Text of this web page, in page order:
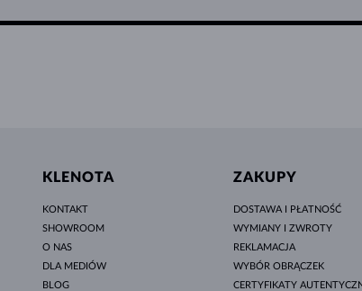
KLENOTA
KONTAKT
SHOWROOM
O NAS
DLA MEDIÓW
BLOG
ZAKUPY
DOSTAWA I PŁATNOŚĆ
WYMIANY I ZWROTY
REKLAMACJA
WYBÓR OBRĄCZEK
CERTYFIKATY